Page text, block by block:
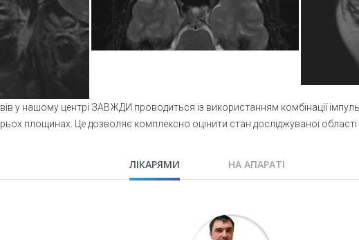
у нашому центрі ЗАВЖДИ проводиться із використанням комбінації
площинах. Це дозволяє комплексно оцінити стан досліджуваної області
ЛІКАРЯМИ НА АПАРАТІ